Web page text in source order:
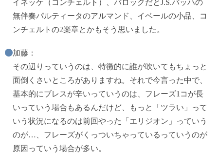
イネッケ（コンチェルト）、バロックだとJ.S.バッハの
無伴奏パルティータのアルマンド、イベールの小品、コ
ンチェルトの2楽章とかもそう思いました。
加藤：
その辺りっていうのは、特徴的に誰が吹いてもちょっと
面倒くさいところがありますね。それで今言った中で、
基本的にブレスが辛いっていうのは、フレーズ1コが長
いっていう場合もあるんだけど、もっと「ツラい」って
いう状況になるのは前回やった「エリジオン」っていう
のが…、フレーズがくっついちゃっているっていうのが
原因っていう場合が多い。